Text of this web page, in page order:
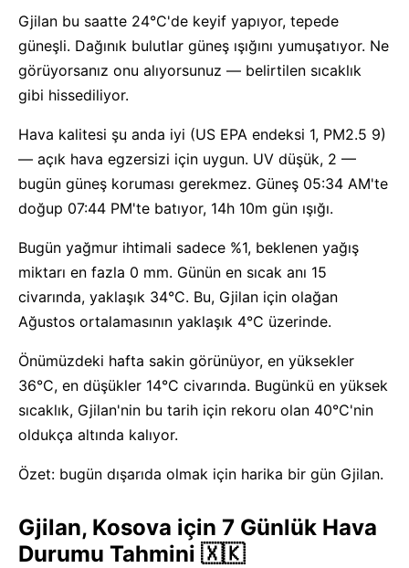
Gjilan bu saatte 24°C'de keyif yapıyor, tepede
güneşli. Dağınık bulutlar güneş ışığını yumuşatıyor. Ne
görüyorsanız onu alıyorsunuz — belirtilen sıcaklık
gibi hissediliyor.
Hava kalitesi şu anda iyi (US EPA endeksi 1, PM2.5 9)
— açık hava egzersizi için uygun. UV düşük, 2 —
bugün güneş koruması gerekmez. Güneş 05:34 AM'te
doğup 07:44 PM'te batıyor, 14h 10m gün ışığı.
Bugün yağmur ihtimali sadece %1, beklenen yağış
miktarı en fazla 0 mm. Günün en sıcak anı 15
civarında, yaklaşık 34°C. Bu, Gjilan için olağan
Ağustos ortalamasının yaklaşık 4°C üzerinde.
Önümüzdeki hafta sakin görünüyor, en yüksekler
36°C, en düşükler 14°C civarında. Bugünkü en yüksek
sıcaklık, Gjilan'nin bu tarih için rekoru olan 40°C'nin
oldukça altında kalıyor.
Özet: bugün dışarıda olmak için harika bir gün Gjilan.
Gjilan, Kosova için 7 Günlük Hava
Durumu Tahmini 🇽🇰